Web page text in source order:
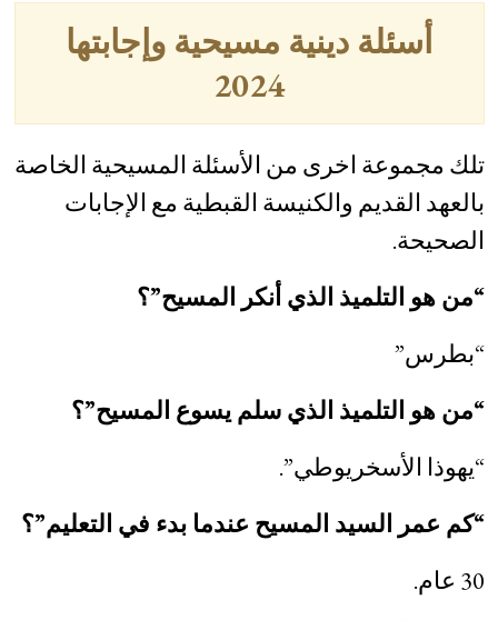
أسئلة دينية مسيحية وإجابتها
2024
تلك مجموعة اخرى من الأسئلة المسيحية الخاصة
بالعهد القديم والكنيسة القبطية مع الإجابات
الصحيحة.
“من هو التلميذ الذي أنكر المسيح”؟
“بطرس”
“من هو التلميذ الذي سلم يسوع المسيح”؟
“يهوذا الأسخريوطي”.
“كم عمر السيد المسيح عندما بدء في التعليم”؟
30 عام.